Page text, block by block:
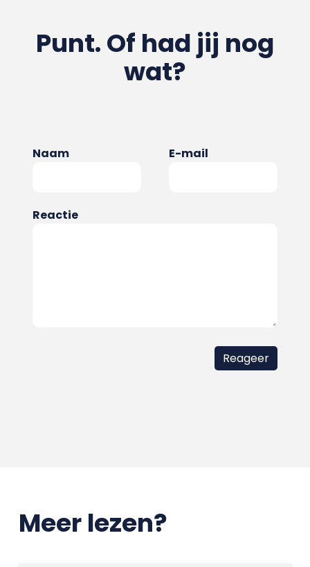
Punt. Of had jij nog
wat?
Naam E-mail
Reactie
Meer lezen?